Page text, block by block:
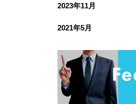
2023年11月
2021年5月